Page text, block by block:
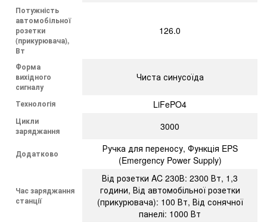
Потужність
автомобільної
розетки
(прикурювача),
Вт
126.0
Форма
вихідного
сигналу
Чиста синусоїда
Технологія LiFePO4
Цикли
заряджання
3000
Додатково
Ручка для переносу, Функція EPS
(Emergency Power Supply)
Час заряджання
станції
Від розетки AC 230В: 2300 Вт, 1,3
години, Від автомобільної розетки
(прикурювача): 100 Вт, Від сонячної
панелі: 1000 Вт